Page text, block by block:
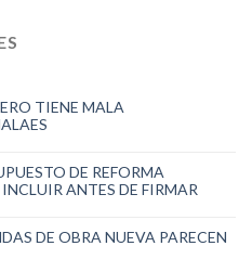
TIENE MALA
DE REFORMA
ANTES DE FIRMAR
DE OBRA NUEVA PARECEN